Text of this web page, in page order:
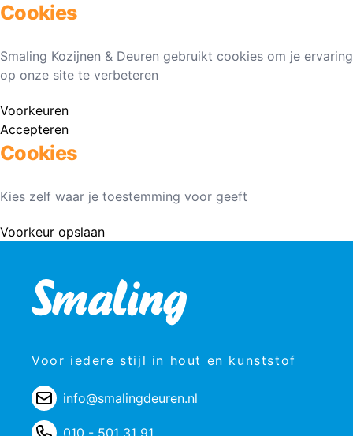
Cookies
Smaling Kozijnen & Deuren gebruikt cookies om je ervaring
op onze site te verbeteren
Voorkeuren
Accepteren
Cookies
Kies zelf waar je toestemming voor geeft
Voorkeur opslaan
Voor iedere stijl in hout en kunststof
info@smalingdeuren.nl